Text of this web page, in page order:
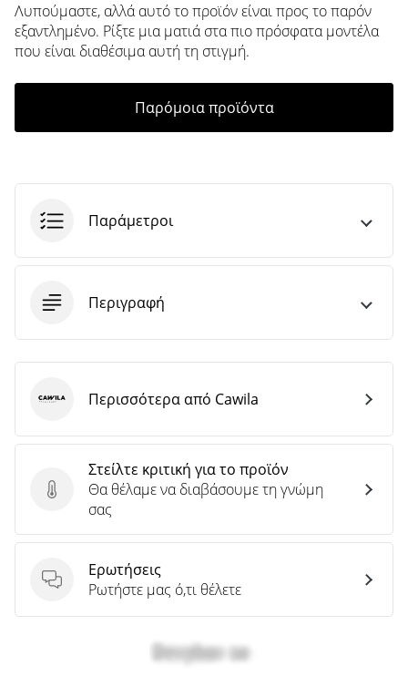
Εμφάνιση
όλων των
άρθρων
Λυπούμαστε, αλλά αυτό το προϊόν είναι προς το παρόν
εξαντλημένο. Ρίξτε μια ματιά στα πιο πρόσφατα μοντέλα
που είναι διαθέσιμα αυτή τη στιγμή.
Παρόμοια προϊόντα
Παράμετροι
Περιγραφή
Στείλτε κριτική για το προϊόν
Στείλτε κριτική για το προϊόν
Θα θέλαμε να διαβάσουμε τη γνώμη
σας
Ερωτήσεις
Ερωτήσεις
Ρωτήστε μας ό,τι θέλετε
CawilaΠερισσότερα από Cawila